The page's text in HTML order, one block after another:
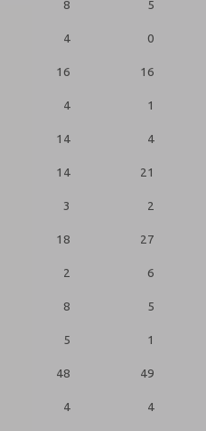
8 5
4 0
16 16
4 1
14 4
14 21
3 2
18 27
2 6
8 5
5 1
48 49
4 4